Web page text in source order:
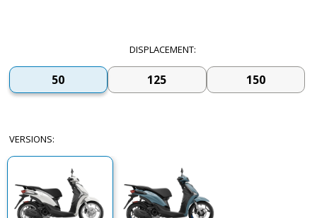
DISPLACEMENT:
50 125 150
VERSIONS: